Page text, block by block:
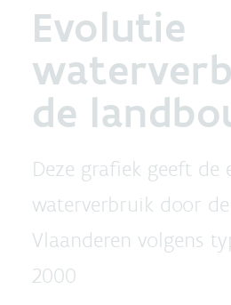
Evolutie
de
Deze grafiek geeft de
waterverbruik door
Vlaanderen volgens
2000